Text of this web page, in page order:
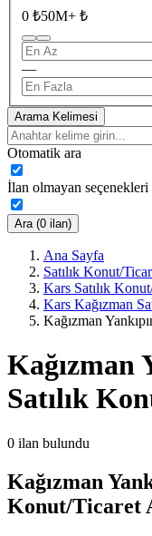
0 ₺50M+ ₺
—
Arama Kelimesi
Otomatik ara
İlan olmayan seçenekleri
Ara (0 ilan)
Ana Sayfa
Satılık Konut/
Kars Satılık
Kars Kağızman
Kağızman
Kağızman
Satılık
0 ilan bulundu
Kağızman
Konut/Ticaret